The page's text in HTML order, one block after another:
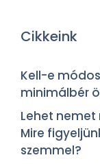
Cikkeink
Kell-e
minimálbér
Lehet
Mire
szemmel?